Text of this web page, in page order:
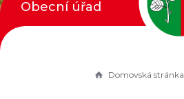
Domovská stránka
Obecní úřad